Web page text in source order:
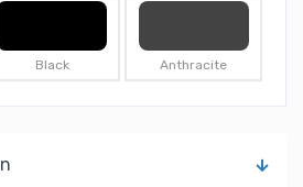
Black Anthracite